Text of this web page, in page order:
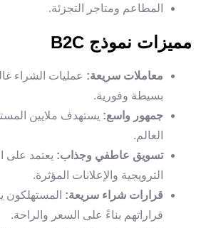
المطاعم ومتاجر التجزئة.
مميزات نموذج B2C
معاملات سريعة: عمليات الشراء
بسيطة وفورية.
جمهور واسع: يستهدف ملايين
العالم.
تسويق عاطفي وجذاب: يعتمد على
الترويجية والإعلانات المؤثرة.
قرارات شراء سريعة: المستهلكون
قراراتهم بناءً على السعر والراحة.